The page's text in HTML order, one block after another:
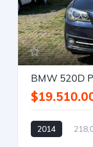
BMW 520D
2014